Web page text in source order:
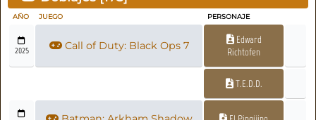
AÑO JUEGO PERSONAJE
2025 Call of Duty: Black Ops 7
Edward
Richtofen
T.E.D.D.